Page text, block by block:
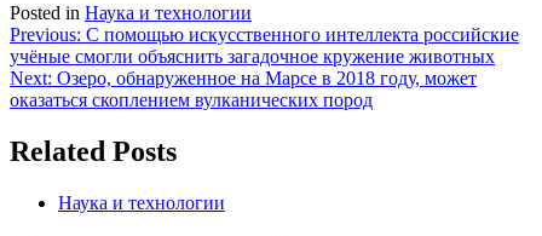
Posted in Наука и технологии
Навигация
по
записям
Previous: С помощью искусственного интеллекта российские
учёные смогли объяснить загадочное кружение животных
Next: Озеро, обнаруженное на Марсе в 2018 году, может
оказаться скоплением вулканических пород
Related Posts
Наука и технологии